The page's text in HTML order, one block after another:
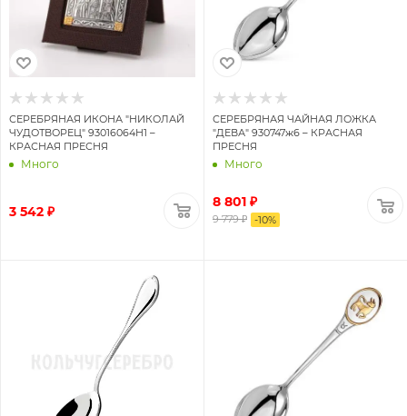
СЕРЕБРЯНАЯ ИКОНА "НИКОЛАЙ
ЧУДОТВОРЕЦ" 93016064Н1 –
КРАСНАЯ ПРЕСНЯ
Много
3 542 ₽
СЕРЕБРЯНАЯ ЧАЙНАЯ ЛОЖКА
"ДЕВА" 930747ж6 – КРАСНАЯ
ПРЕСНЯ
Много
8 801 ₽
9 779 ₽ -10%